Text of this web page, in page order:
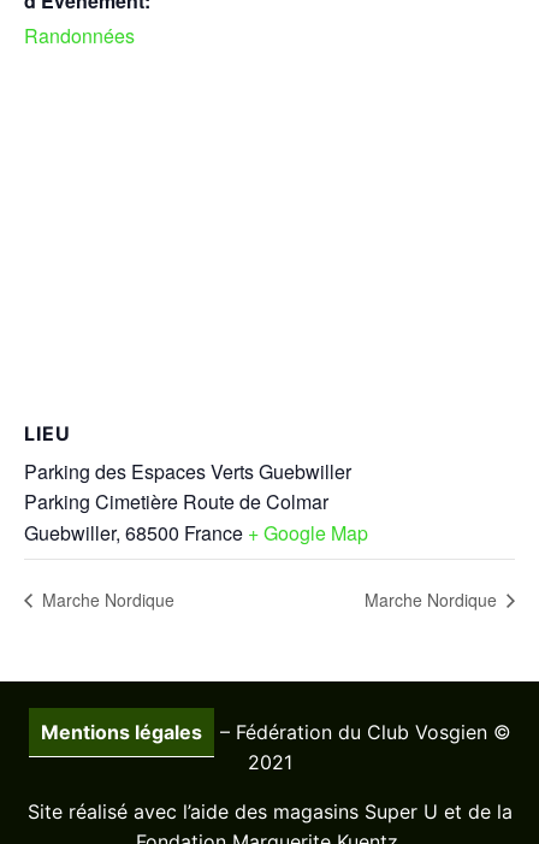
Randonnées
LIEU
Parking des Espaces Verts Guebwiller
Parking Cimetière Route de Colmar
Guebwiller, 68500 France + Google Map
Marche Nordique Marche Nordique
Mentions légales
– Fédération du Club Vosgien ©
2021
Site réalisé avec l’aide des magasins Super U et de la